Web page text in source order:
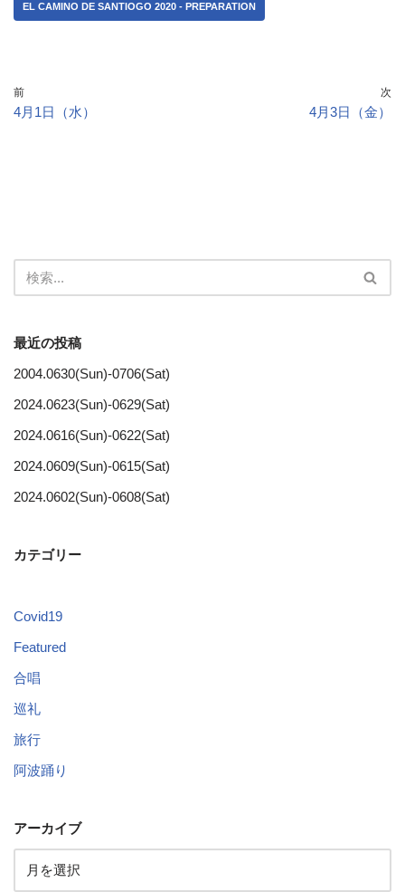
EL CAMINO DE SANTIOGO 2020 - PREPARATION
前
4月1日（水）
次
4月3日（金）
最近の投稿
2004.0630(Sun)-0706(Sat)
2024.0623(Sun)-0629(Sat)
2024.0616(Sun)-0622(Sat)
2024.0609(Sun)-0615(Sat)
2024.0602(Sun)-0608(Sat)
カテゴリー
Covid19
Featured
合唱
巡礼
旅行
阿波踊り
アーカイブ